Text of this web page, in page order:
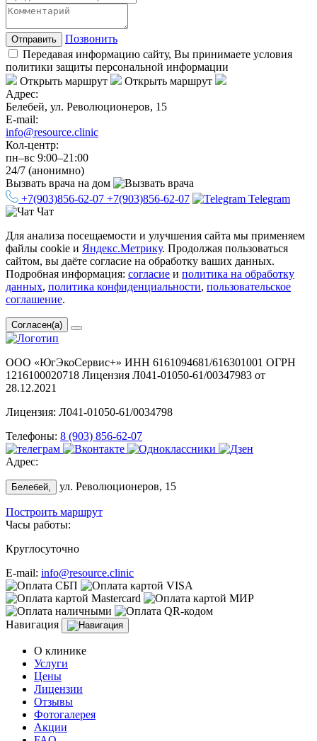
Отправить
Позвонить
Передавая информацию сайту, Вы принимаете условия
политики защиты персональной информации
Открыть маршрут
Открыть маршрут
Адрес:
Белебей, ул. Революционеров, 15
E-mail:
info@resource.clinic
Кол-центр:
пн–вс 9:00–21:00
24/7 (анонимно)
Вызвать врача на дом
+7(903)856-62-07 +7(903)856-62-07
Telegram
Чат
Для анализа посещаемости и улучшения сайта мы применяем
файлы cookie и Яндекс.Метрику. Продолжая пользоваться
сайтом, вы даёте согласие на обработку ваших данных.
Подробная информация: согласие и политика на обработку
данных, политика конфиденциальности, пользовательское
соглашение.
Согласен(а)
ООО «ЮгЭкоСервис+» ИНН 6161094681/616301001 ОГРН
1216100020718 Лицензия Л041-01050-61/00347983 от
28.12.2021
Лицензия: Л041-01050-61/0034798
Телефоны: 8 (903) 856-62-07
Адрес:
Белебей, ул. Революционеров, 15
Построить маршрут
Часы работы:
Круглосуточно
E-mail: info@resource.clinic
Навигация
О клинике
Услуги
Цены
Лицензии
Отзывы
Фотогалерея
Акции